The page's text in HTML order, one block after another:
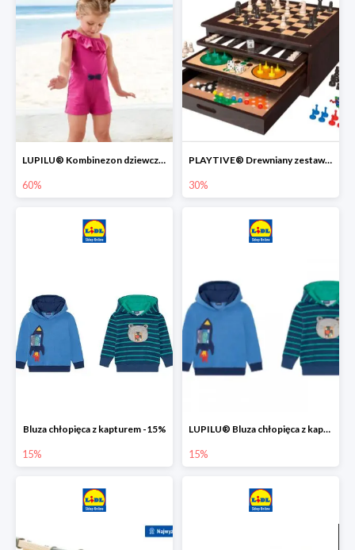
LUPILU® Kombinezon dziewczęcy z bawełny
60%
PLAYTIVE® Drewniany zestaw gier 10 w 1
30%
Bluza chłopięca z kapturem -15%
15%
LUPILU® Bluza chłopięca z kapturem
15%